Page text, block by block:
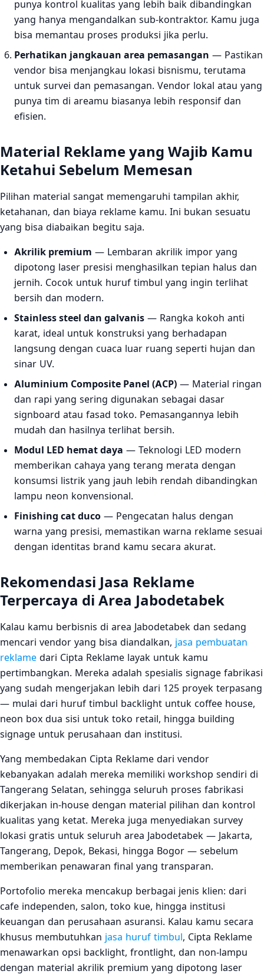
punya kontrol kualitas yang lebih baik dibandingkan
yang hanya mengandalkan sub-kontraktor. Kamu juga
bisa memantau proses produksi jika perlu.
Perhatikan jangkauan area pemasangan — Pastikan
vendor bisa menjangkau lokasi bisnismu, terutama
untuk survei dan pemasangan. Vendor lokal atau yang
punya tim di areamu biasanya lebih responsif dan
efisien.
Material Reklame yang Wajib Kamu
Ketahui Sebelum Memesan
Pilihan material sangat memengaruhi tampilan akhir,
ketahanan, dan biaya reklame kamu. Ini bukan sesuatu
yang bisa diabaikan begitu saja.
Akrilik premium — Lembaran akrilik impor yang
dipotong laser presisi menghasilkan tepian halus dan
jernih. Cocok untuk huruf timbul yang ingin terlihat
bersih dan modern.
Stainless steel dan galvanis — Rangka kokoh anti
karat, ideal untuk konstruksi yang berhadapan
langsung dengan cuaca luar ruang seperti hujan dan
sinar UV.
Aluminium Composite Panel (ACP) — Material ringan
dan rapi yang sering digunakan sebagai dasar
signboard atau fasad toko. Pemasangannya lebih
mudah dan hasilnya terlihat bersih.
Modul LED hemat daya — Teknologi LED modern
memberikan cahaya yang terang merata dengan
konsumsi listrik yang jauh lebih rendah dibandingkan
lampu neon konvensional.
Finishing cat duco — Pengecatan halus dengan
warna yang presisi, memastikan warna reklame sesuai
dengan identitas brand kamu secara akurat.
Rekomendasi Jasa Reklame
Terpercaya di Area Jabodetabek
Kalau kamu berbisnis di area Jabodetabek dan sedang
mencari vendor yang bisa diandalkan, jasa pembuatan
reklame dari Cipta Reklame layak untuk kamu
pertimbangkan. Mereka adalah spesialis signage fabrikasi
yang sudah mengerjakan lebih dari 125 proyek terpasang
— mulai dari huruf timbul backlight untuk coffee house,
neon box dua sisi untuk toko retail, hingga building
signage untuk perusahaan dan institusi.
Yang membedakan Cipta Reklame dari vendor
kebanyakan adalah mereka memiliki workshop sendiri di
Tangerang Selatan, sehingga seluruh proses fabrikasi
dikerjakan in-house dengan material pilihan dan kontrol
kualitas yang ketat. Mereka juga menyediakan survey
lokasi gratis untuk seluruh area Jabodetabek — Jakarta,
Tangerang, Depok, Bekasi, hingga Bogor — sebelum
memberikan penawaran final yang transparan.
Portofolio mereka mencakup berbagai jenis klien: dari
cafe independen, salon, toko kue, hingga institusi
keuangan dan perusahaan asuransi. Kalau kamu secara
khusus membutuhkan jasa huruf timbul, Cipta Reklame
menawarkan opsi backlight, frontlight, dan non-lampu
dengan material akrilik premium yang dipotong laser